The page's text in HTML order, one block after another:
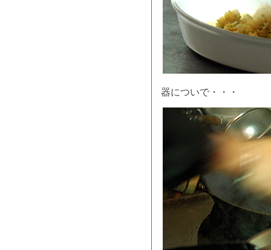
器についで・・・